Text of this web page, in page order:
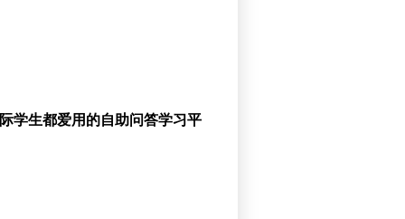
学生都爱用的自助问答学习平